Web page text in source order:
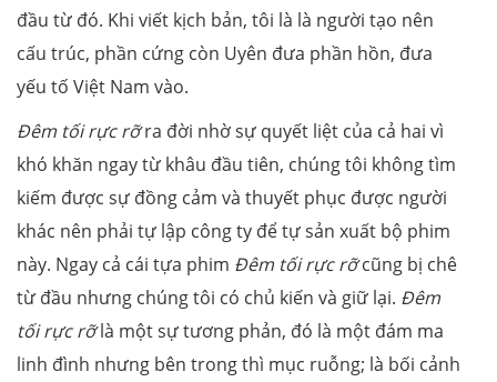
đầu từ đó. Khi viết kịch bản, tôi là là người tạo nên
cấu trúc, phần cứng còn Uyên đưa phần hồn, đưa
yếu tố Việt Nam vào.
Đêm tối rực rỡra đời nhờ sự quyết liệt của cả hai vì
khó khăn ngay từ khâu đầu tiên, chúng tôi không tìm
kiếm được sự đồng cảm và thuyết phục được người
khác nên phải tự lập công ty để tự sản xuất bộ phim
này. Ngay cả cái tựa phim Đêm tối rực rỡcũng bị chê
từ đầu nhưng chúng tôi có chủ kiến và giữ lại. Đêm
tối rực rỡlà một sự tương phản, đó là một đám ma
linh đình nhưng bên trong thì mục ruỗng; là bối cảnh